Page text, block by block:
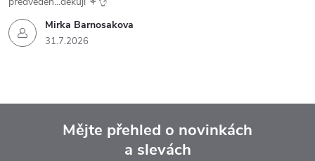
Mirka Barnosakova
31.7.2026
Mějte přehled o novinkách
a slevách